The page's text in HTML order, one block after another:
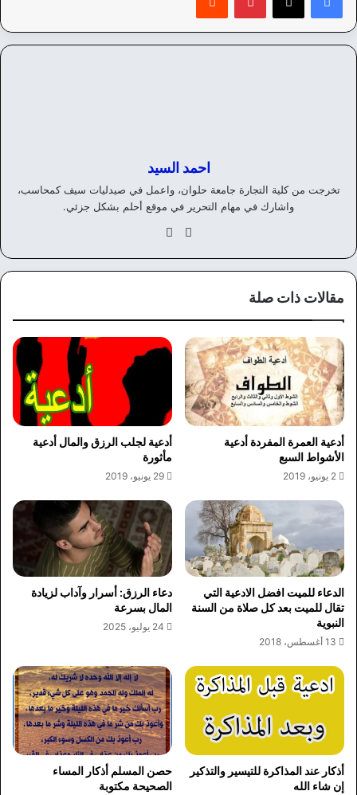
احمد السيد
تخرجت من كلية التجارة جامعة حلوان، واعمل في صيدليات سيف كمحاسب،
واشارك في مهام التحرير في موقع أحلم بشكل جزئي.
موق
الويوك
مقالات ذات صلة
أدعية العمرة المفردة أدعية
الأشواط السبع
2 يونيو، 2019
أدعية لجلب الرزق والمال أدعية
مأثورة
29 يونيو، 2019
الدعاء للميت افضل الادعية التي
تقال للميت بعد كل صلاة من السنة
النبوية
13 أغسطس، 2018
دعاء الرزق: أسرار وآداب لزيادة
المال بسرعة
24 يوليو، 2025
أذكار عند المذاكرة للتيسير والتذكير
إن شاء الله
حصن المسلم أذكار المساء
الصحيحة مكتوبة